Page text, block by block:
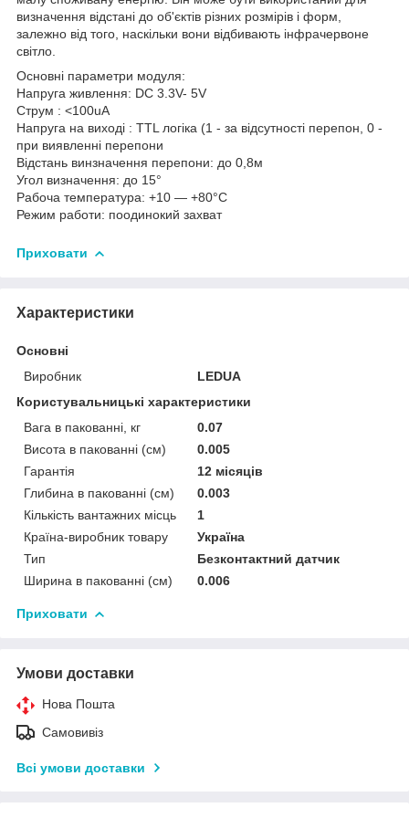
визначення відстані до об'єктів різних розмірів і форм,
залежно від того, наскільки вони відбивають інфрачервоне
світло.
Основні параметри модуля:
Напруга живлення: DC 3.3V- 5V
Струм : <100uA
Напруга на виході : TTL логіка (1 - за відсутності перепон, 0 -
при виявленні перепони
Відстань винзначення перепони: до 0,8м
Угол визначення: до 15°
Рабоча температура: +10 — +80°C
Режим работи: поодинокий захват
Приховати
Характеристики
Основні
Виробник
LEDUA
Користувальницькі характеристики
Вага в пакованні, кг
0.07
Висота в пакованні (см)
0.005
Гарантія
12 місяців
Глибина в пакованні (см)
0.003
Кількість вантажних місць
1
Країна-виробник товару
Україна
Тип
Безконтактний датчик
Ширина в пакованні (см)
0.006
Приховати
Умови доставки
Нова Пошта
Самовивіз
Всі умови доставки